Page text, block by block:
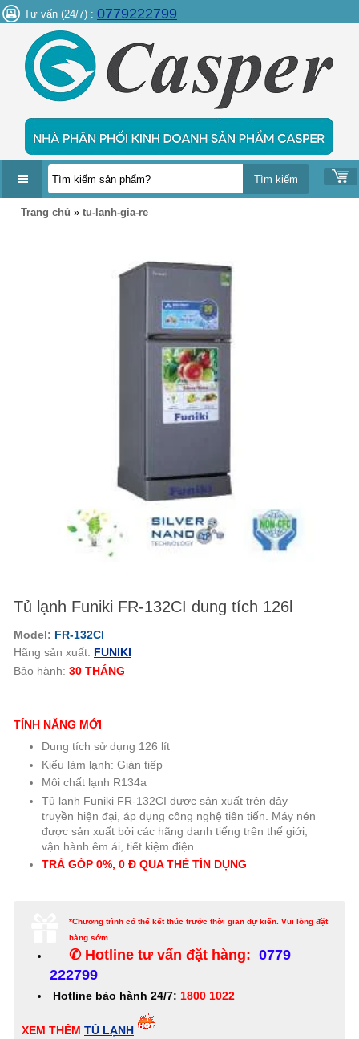
Tư vấn (24/7) : 0779222799
DANH
Trang chủ » tu-lanh-gia-re
Tủ lạnh Funiki FR-132CI dung tích 126l
Model: FR-132CI
Hãng sản xuất: FUNIKI
Bảo hành: 30 THÁNG
TÍNH NĂNG MỚI
Dung tích sử dụng 126 lít
Kiểu làm lạnh: Gián tiếp
Môi chất lạnh R134a
Tủ lạnh Funiki FR-132CI được sản xuất trên dây
truyền hiện đại, áp dụng công nghệ tiên tiến. Máy nén
được sản xuất bởi các hãng danh tiếng trên thế giới,
vận hành êm ái, tiết kiệm điện.
TRẢ GÓP 0%, 0 Đ QUA THẺ TÍN DỤNG
*Chương trình có thể kết thúc trước thời gian dự kiến. Vui lòng đặt
hàng sớm
✆ Hotline tư vấn đặt hàng: 0779
222799
Hotline bảo hành 24/7: 1800 1022
XEM THÊM TỦ LẠNH